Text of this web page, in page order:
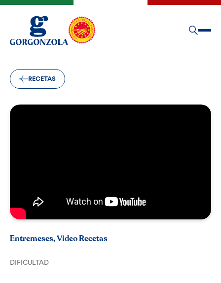
RECETAS
Entremeses, Video Recetas
DIFICULTAD